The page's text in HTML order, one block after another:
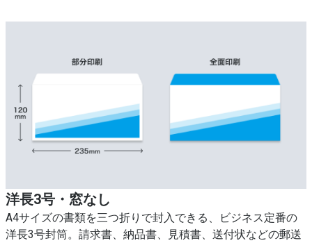
洋長3号・窓なし
A4サイズの書類を三つ折りで封入できる、ビジネス定番の
洋長3号封筒。請求書、納品書、見積書、送付状などの郵送